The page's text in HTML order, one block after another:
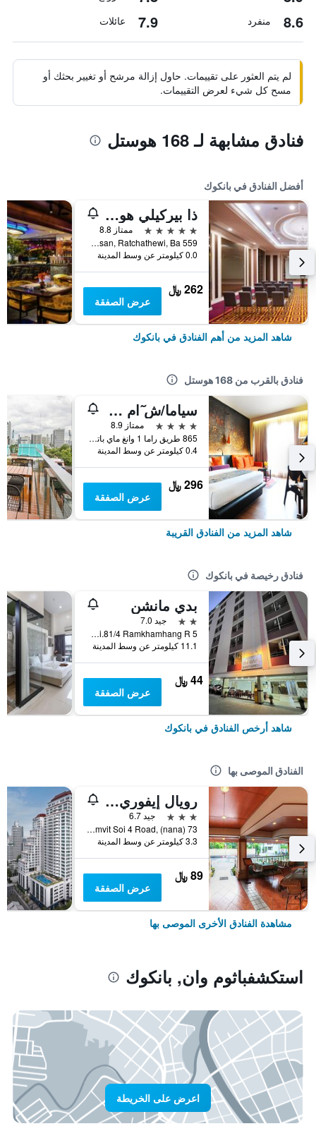
8.6 منفرد 7.9 عائلات
لم يتم العثور على تقييمات. حاول إزالة مرشح أو تغيير بحثك أو
مسح كل شيء لعرض التقييمات.
فنادق مشابهة لـ 168 هوستل
أفضل الفنادق في بانكوك
ذا بيركيلي هوتل براتونام
5 نجوم
ممتاز 8.8
559 Ratcharaprarop Rd., Makkasan, Ratchathewi, Ba, بانكوك, تايلاند
0.0 كيلومتر عن وسط المدينة
262 ﷼
عرض الصفقة
شاهد المزيد من أهم الفنادق في بانكوك
فنادق بالقرب من 168 هوستل
سياما/ش ٓام ديزاين هوتل بانكوك
4 نجوم
ممتاز 8.9
865 طريق راما 1 وانغ ماي باتوموان, بانكوك, تايلاند
0.4 كيلومتر عن وسط المدينة
296 ﷼
عرض الصفقة
شاهد المزيد من الفنادق القريبة
فنادق رخيصة في بانكوك
بدي مانشن
2 نجمتين
جيد 7.0
5 Soi.81/4 Ramkhamhang R., بانكوك, تايلاند
11.1 كيلومتر عن وسط المدينة
44 ﷼
عرض الصفقة
شاهد أرخص الفنادق في بانكوك
الفنادق الموصى بها
رويال إيفوري سوكومفيت نانا
3 نجوم
جيد 6.7
73 Sukhumvit Soi 4 Road, (nana), بانكوك, تايلاند
3.3 كيلومتر عن وسط المدينة
89 ﷼
عرض الصفقة
مشاهدة الفنادق الأخرى الموصى بها
استكشفباثوم وان, بانكوك
اعرض على الخريطة